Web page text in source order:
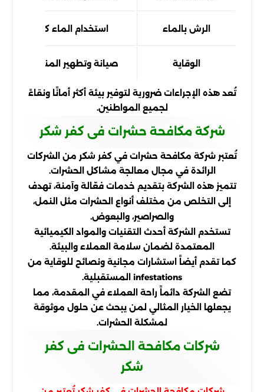
الرش بالماء استخدام الماء كوسيلة
الوقاية صيانة وتطهير المناطق
تُعد هذه الإجراءات ضرورية لتوفير بيئة أكثر أمانًا ونقاءً
لجميع المواطنين.
شركة مكافحة حشرات فى كفر شكر
تُعتبر شركة مكافحة حشرات في كفر شكر من الشركات
الرائدة في مجال معالجة مشاكل الحشرات.
تتميز هذه الشركة بتقديم خدمات فعّالة وآمنة، تهدف
إلى التخلص من مختلف أنواع الحشرات مثل النمل،
والصراصير، والبعوض.
تستخدم الشركة أحدث التقنيات والمواد الكيميائية
المعتمدة لضمان سلامة العملاء والبيئة.
كما تقدم أيضاً استشارات مجانية ونصائح للوقاية من
infestations المستقبلية.
تضع الشركة دائماً راحة العملاء في المقدمة، مما
يجعلها الخيار المثالي لمن يبحث عن حلول موثوقة
لمشكلة الحشرات.
شركات مكافحة الحشرات فى كفر
شكر